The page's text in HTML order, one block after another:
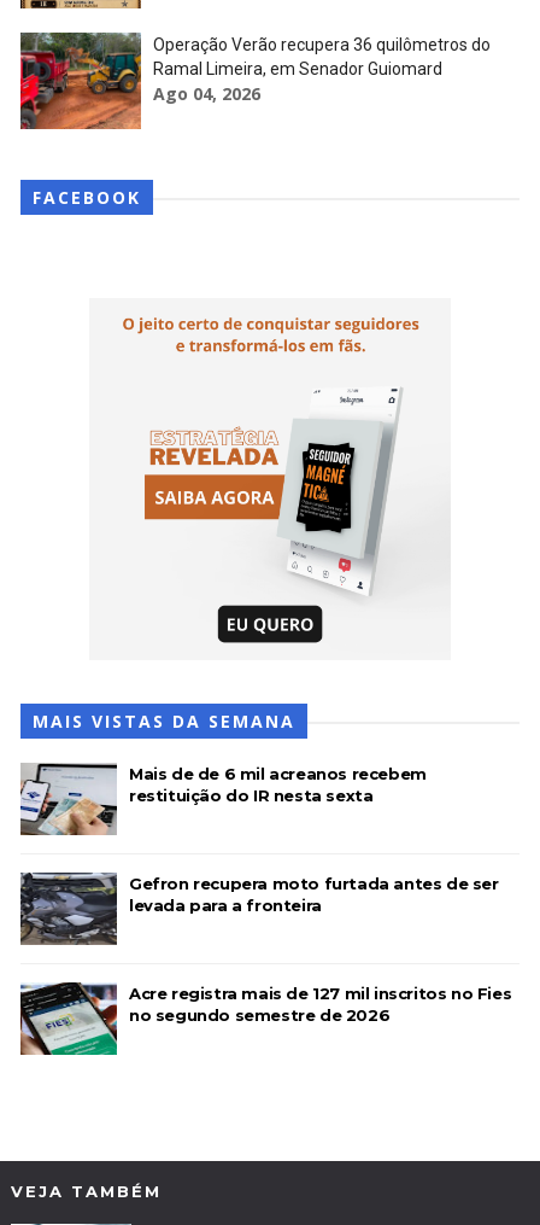
Operação Verão recupera 36 quilômetros do
Ramal Limeira, em Senador Guiomard
Ago 04, 2026
FACEBOOK
MAIS VISTAS DA SEMANA
Mais de de 6 mil acreanos recebem
restituição do IR nesta sexta
Gefron recupera moto furtada antes de ser
levada para a fronteira
Acre registra mais de 127 mil inscritos no Fies
no segundo semestre de 2026
VEJA TAMBÉM